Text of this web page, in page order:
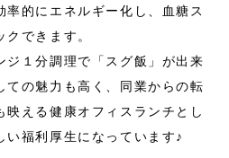
率的にエネルギー化し、血糖ス
できます。
ジ１分調理で「スグ飯」が出来
ての魅力も高く、同業からの転
える健康オフィスランチとし
福利厚生になっています♪